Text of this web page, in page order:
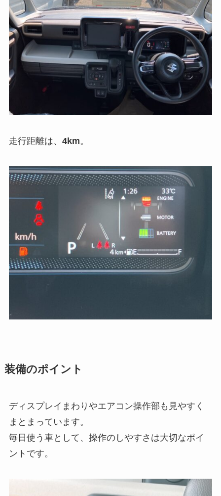
走行距離は、 4km。
装備のポイント
ディスプレイまわりやエアコン操作部も見やすく
まとまっています。
毎日使う車として、操作のしやすさは大切なポイ
ントです。